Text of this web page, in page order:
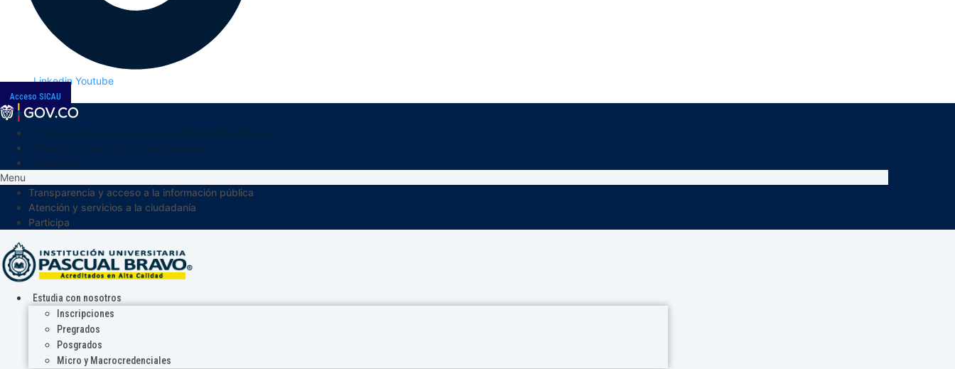
Linkedin Youtube
Acceso SICAU
Menu
Transparencia y acceso a la información pública
Atención y servicios a la ciudadanía
Participa
Estudia con nosotros
Inscripciones
Pregrados
Posgrados
Micro y Macrocredenciales